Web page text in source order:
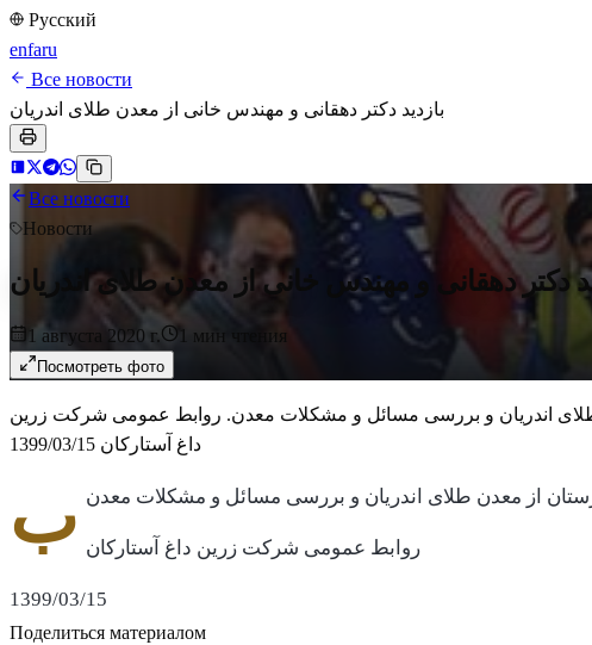
Русский
enfaru
Все новости
بازدید دکتر دهقانی و مهندس خانی از معدن طلای اندریان
Все новости
Новости
دکتر دهقانی و مهندس خانی از معدن طلای اندریان
1 августа 2020 г. мин чтения
Посмотреть фото
اندریان و بررسی مسائل و مشکلات معدن. روابط عمومی شرکت زرین
داغ آستارکان 1399/03/15
ب روابط عمومی شرکت زرین داغ آستارکان
1399/03/15
Поделиться материалом